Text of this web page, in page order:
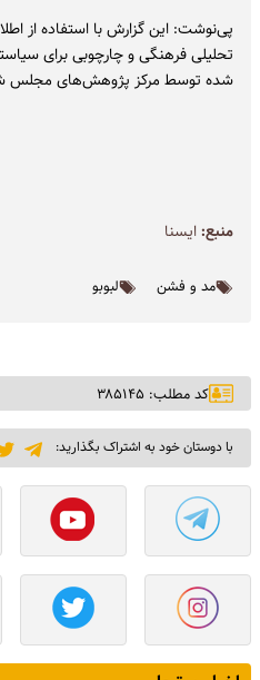
پی‌نوشت: این گزارش با استفاده از
تحلیلی فرهنگی و چارچوبی برای
شده توسط مرکز پژوهش‌های مجلس
منبع:ايسنا
مد و فشن لبوبو
کد مطلب: ۳۸۵۱۴۵
با دوستان خود به اشتراک بگذارید: